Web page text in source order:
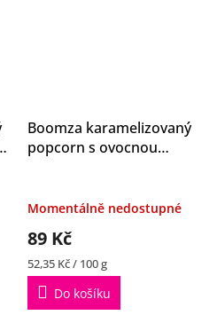
Boomza karamelizovaný
popcorn s ovocnou
Momentálně nedostupné
89 Kč
Měrná
cena:
52,35 Kč / 100 g
Do košíku